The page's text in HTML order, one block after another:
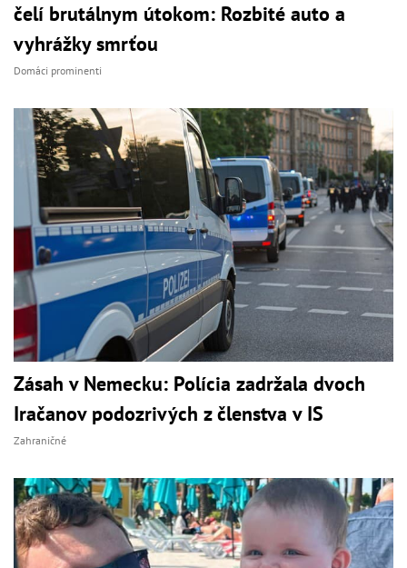
čelí brutálnym útokom: Rozbité auto a
vyhrážky smrťou
Domáci prominenti
Zásah v Nemecku: Polícia zadržala dvoch
Iračanov podozrivých z členstva v IS
Zahraničné